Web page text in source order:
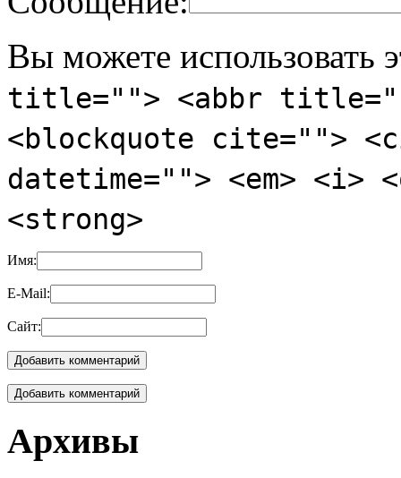
Вы можете использовать
title=""> <abbr
<blockquote cite="">
datetime=""> <em>
<strong>
Имя:
E-Mail:
Сайт:
Добавить комментарий
Архивы